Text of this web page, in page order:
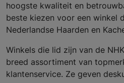
hoogste kwaliteit en
beste kiezen voor een winkel
Nederlandse Haarden en
Winkels die lid zijn van de
breed assortiment van
klantenservice. Ze geven